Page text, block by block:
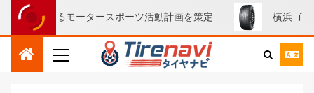
におけるモータースポーツ活動計画を策定 横浜ゴム